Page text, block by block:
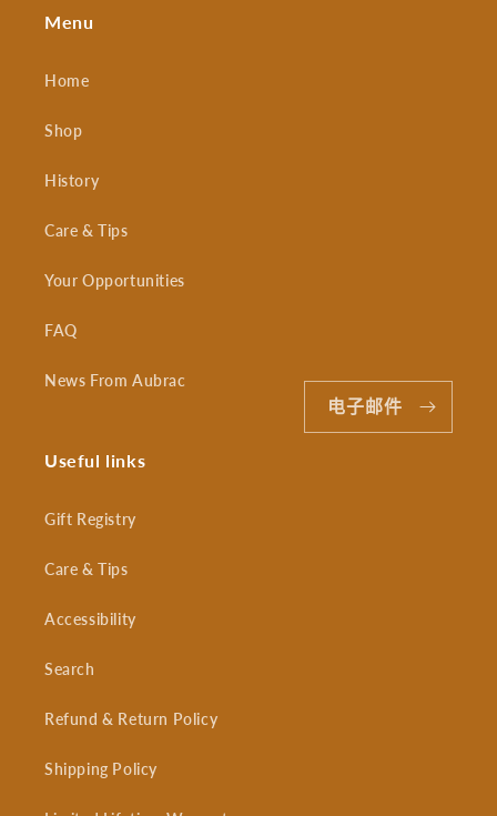
Menu
Home
Shop
History
Care & Tips
Your Opportunities
FAQ
News From Aubrac
Useful links
Gift Registry
Care & Tips
Accessibility
Search
Refund & Return Policy
Shipping Policy
电子邮件